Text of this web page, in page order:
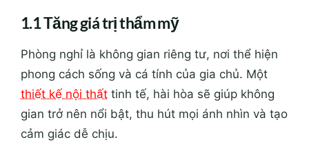
1.1 Tăng giá trị thẩm mỹ
Phòng nghỉ là không gian riêng tư, nơi thể hiện
phong cách sống và cá tính của gia chủ. Một
thiết kế nội thất tinh tế, hài hòa sẽ giúp không
gian trở nên nổi bật, thu hút mọi ánh nhìn và tạo
cảm giác dễ chịu.